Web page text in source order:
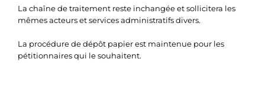
La chaîne de traitement reste inchangée et sollicitera les
mêmes acteurs et services administratifs divers.
La procédure de dépôt papier est maintenue pour les
pétitionnaires qui le souhaitent.